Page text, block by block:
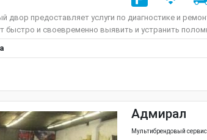
двор предоставляет услуги по диагностике и
быстро и своевременно выявить и устранить
Адмирал
Мультибрендовый сервис